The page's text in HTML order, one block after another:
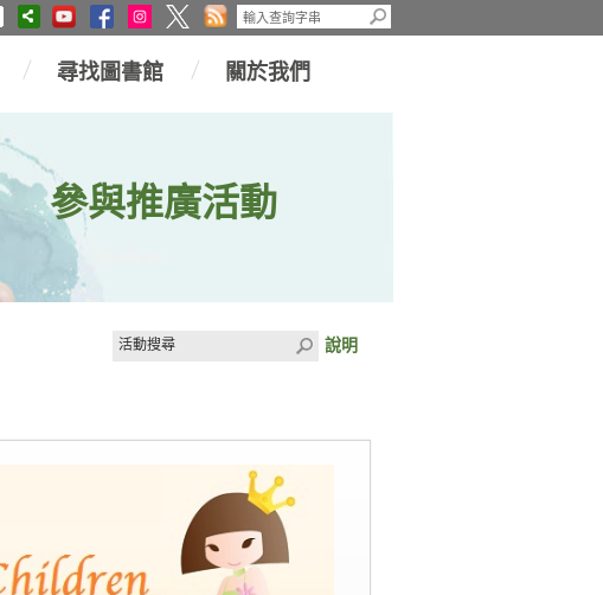
尋找圖書館 關於我們
參與推廣活動
說明